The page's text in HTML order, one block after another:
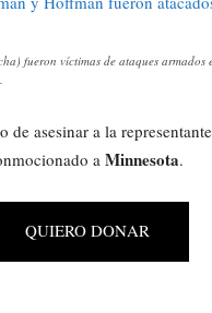
fueron víctimas de ataques
de asesinar a la
a Minnesota.
QUIERO DONAR